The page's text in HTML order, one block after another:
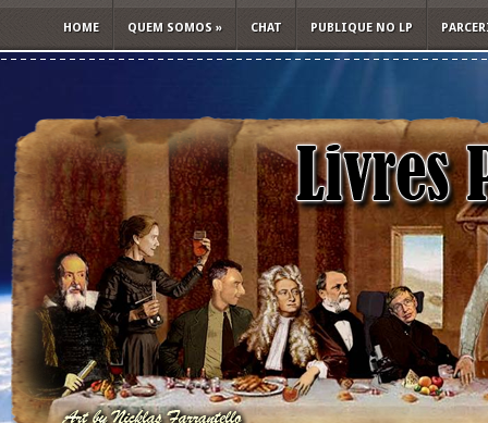
HOME QUEM SOMOS » CHAT PUBLIQUE NO LP